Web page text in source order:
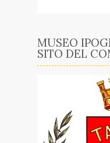
MUSEO
SITO DEL